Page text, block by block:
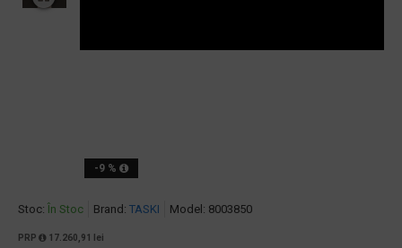
-9 %
Stoc: În Stoc Brand: TASKI Model: 8003850
PRP 17.260,91 lei